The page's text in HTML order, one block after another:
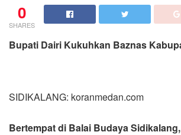
0
SHARES
Bupati Dairi Kukuhkan Baznas
SIDIKALANG: koranmedan.com
Bertempat di Balai Budaya